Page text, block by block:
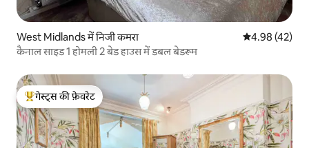
West Midlands में निजी कमरा औसत रेटिंग 5 में
4.98 (42)
कैनाल साइड 1 होमली 2 बेड हाउस में डबल बेडरूम
गेस्ट्स का टॉप फ़ेवरेट
गेस्ट्स की फ़ेवरेट